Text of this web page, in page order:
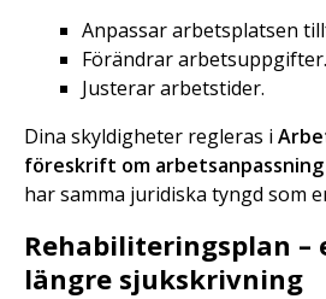
Anpassar arbetsplatsen
Förändrar arbetsuppgifter.
Justerar arbetstider.
Dina skyldigheter regleras i
föreskrift om arbetsanpassning
har samma juridiska tyngd som
Rehabiliteringsplan –
längre sjukskrivning